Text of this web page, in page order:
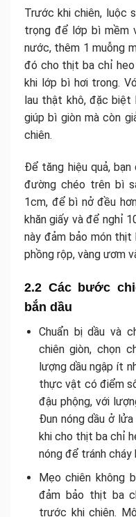
Trước khi chiên, luộc
trọng để lớp bì mềm
nước, thêm 1 muỗng
đó cho thịt ba chỉ
khi lớp bì hơi trong.
lau thật khô, đặc biệt
giúp bì giòn mà còn
chiên.
Để tăng hiệu quả,
đường chéo trên bì
1cm, để bì nở đều
khăn giấy và để nghỉ
này đảm bảo món
phồng rộp, vàng ươm
2.2 Các bước
bắn dầu
Chuẩn bị dầu và
chiên giòn, chọn
lượng dầu ngập ít
thực vật có điểm
đậu phộng, với
Đun nóng dầu ở
khi cho thịt ba chỉ
nóng để tránh cháy
Mẹo chiên không
đảm bảo thịt ba
trước khi chiên.